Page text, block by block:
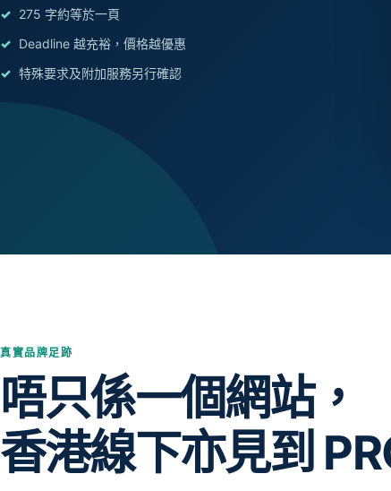
275 字約等於一頁
Deadline 越充裕，價格越優惠
特殊要求及附加服務另行確認
真實品牌足跡
唔只係一個網站，
香港線下亦見到